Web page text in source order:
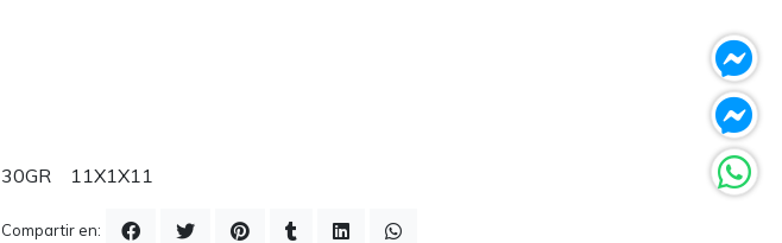
30GR 11X1X11
Compartir en: